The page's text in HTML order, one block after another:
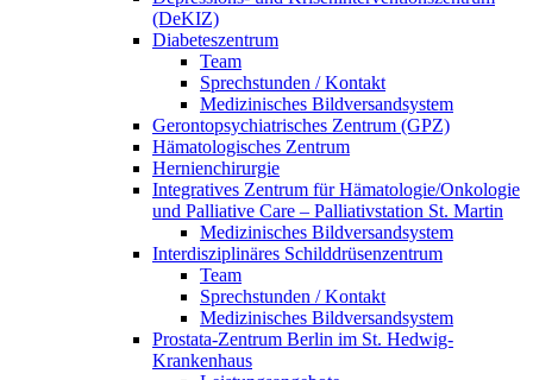
(DeKIZ)
Diabeteszentrum
Team
Sprechstunden / Kontakt
Medizinisches Bildversandsystem
Gerontopsychiatrisches Zentrum (GPZ)
Hämatologisches Zentrum
Hernienchirurgie
Integratives Zentrum für Hämatologie/Onkologie
und Palliative Care – Palliativstation St. Martin
Medizinisches Bildversandsystem
Interdisziplinäres Schilddrüsenzentrum
Team
Sprechstunden / Kontakt
Medizinisches Bildversandsystem
Prostata-Zentrum Berlin im St. Hedwig-
Krankenhaus